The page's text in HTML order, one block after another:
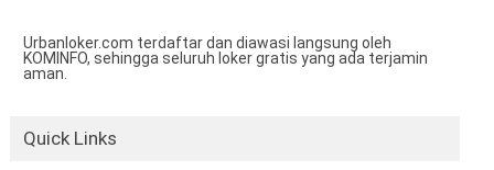
Urbanloker.com terdaftar dan diawasi langsung oleh
KOMINFO, sehingga seluruh loker gratis yang ada terjamin
aman.
Quick Links